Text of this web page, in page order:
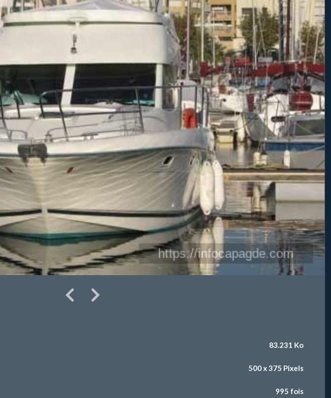
83.231 Ko
500 x 375 Pixels
995 fois